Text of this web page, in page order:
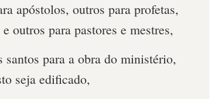
apóstolos, outros para profetas,
outros para pastores e mestres,
para a obra do ministério,
seja edificado,